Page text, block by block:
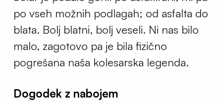
po vseh možnih podlagah; od asfalta do
blata. Bolj blatni, bolj veseli. Ni nas bilo
malo, zagotovo pa je bila fizično
pogrešana naša kolesarska legenda.
Dogodek z nabojem